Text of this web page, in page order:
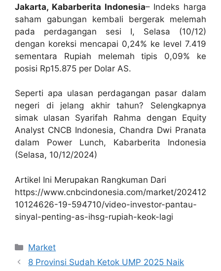
Jakarta, Kabarberita Indonesia– Indeks harga
saham gabungan kembali bergerak melemah
pada perdagangan sesi I, Selasa (10/12)
dengan koreksi mencapai 0,24% ke level 7.419
sementara Rupiah melemah tipis 0,09% ke
posisi Rp15.875 per Dolar AS.
Seperti apa ulasan perdagangan pasar dalam
negeri di jelang akhir tahun? Selengkapnya
simak ulasan Syarifah Rahma dengan Equity
Analyst CNCB Indonesia, Chandra Dwi Pranata
dalam Power Lunch, Kabarberita Indonesia
(Selasa, 10/12/2024)
Artikel Ini Merupakan Rangkuman Dari
https://www.cnbcindonesia.com/market/202412
10124626-19-594710/video-investor-pantau-
sinyal-penting-as-ihsg-rupiah-keok-lagi
Kategori
Market
8 Provinsi Sudah Ketok UMP 2025 Naik